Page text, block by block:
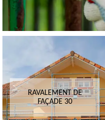
RAVALEMENT DE
FAÇADE 30